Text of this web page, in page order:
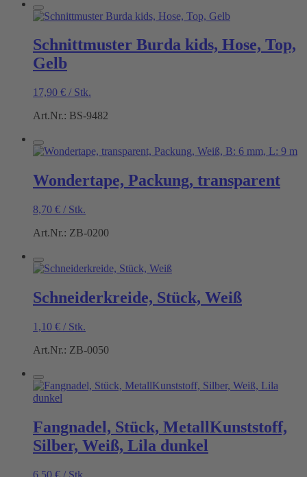
Schnittmuster Burda kids, Hose, Top,
Gelb
17,90 € / Stk.
Art.Nr.: BS-9482
Wondertape, Packung, transparent
8,70 € / Stk.
Art.Nr.: ZB-0200
Schneiderkreide, Stück, Weiß
1,10 € / Stk.
Art.Nr.: ZB-0050
Fangnadel, Stück, MetallKunststoff,
Silber, Weiß, Lila dunkel
6,50 € / Stk.